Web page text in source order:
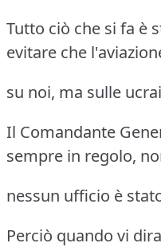
Tutto ciò che si fa è
evitare che
su noi, ma sulle
Il Comandante
sempre in regolo,
nessun ufficio è
Perciò quando vi